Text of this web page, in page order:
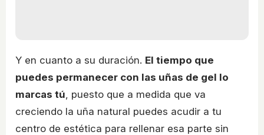
Y en cuanto a su duración. El tiempo que
puedes permanecer con las uñas de gel lo
marcas tú , puesto que a medida que va
creciendo la uña natural puedes acudir a tu
centro de estética para rellenar esa parte sin